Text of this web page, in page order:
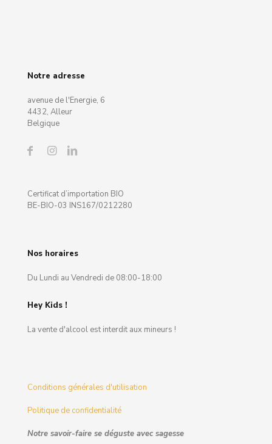
Notre adresse
avenue de l'Energie, 6
4432, Alleur
Belgique
Certificat d’importation BIO
BE-BIO-03 INS167/0212280
Nos horaires
Du Lundi au Vendredi de 08:00-18:00
Hey Kids !
La vente d'alcool est interdit aux mineurs !
Conditions générales d'utilisation
Politique de confidentialité
Notre savoir-faire se déguste avec sagesse